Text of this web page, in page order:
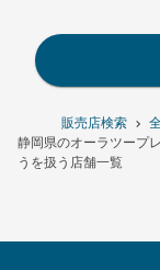
販売店検索
静岡県のオーラツープ
うを扱う店舗一覧